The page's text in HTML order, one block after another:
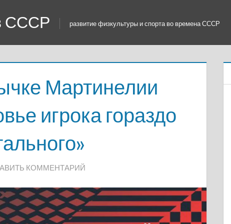
СССР развитие физкультуры и спорта во времена СССР
Мартинелии
игрока гораздо
КОММЕНТАРИЙ